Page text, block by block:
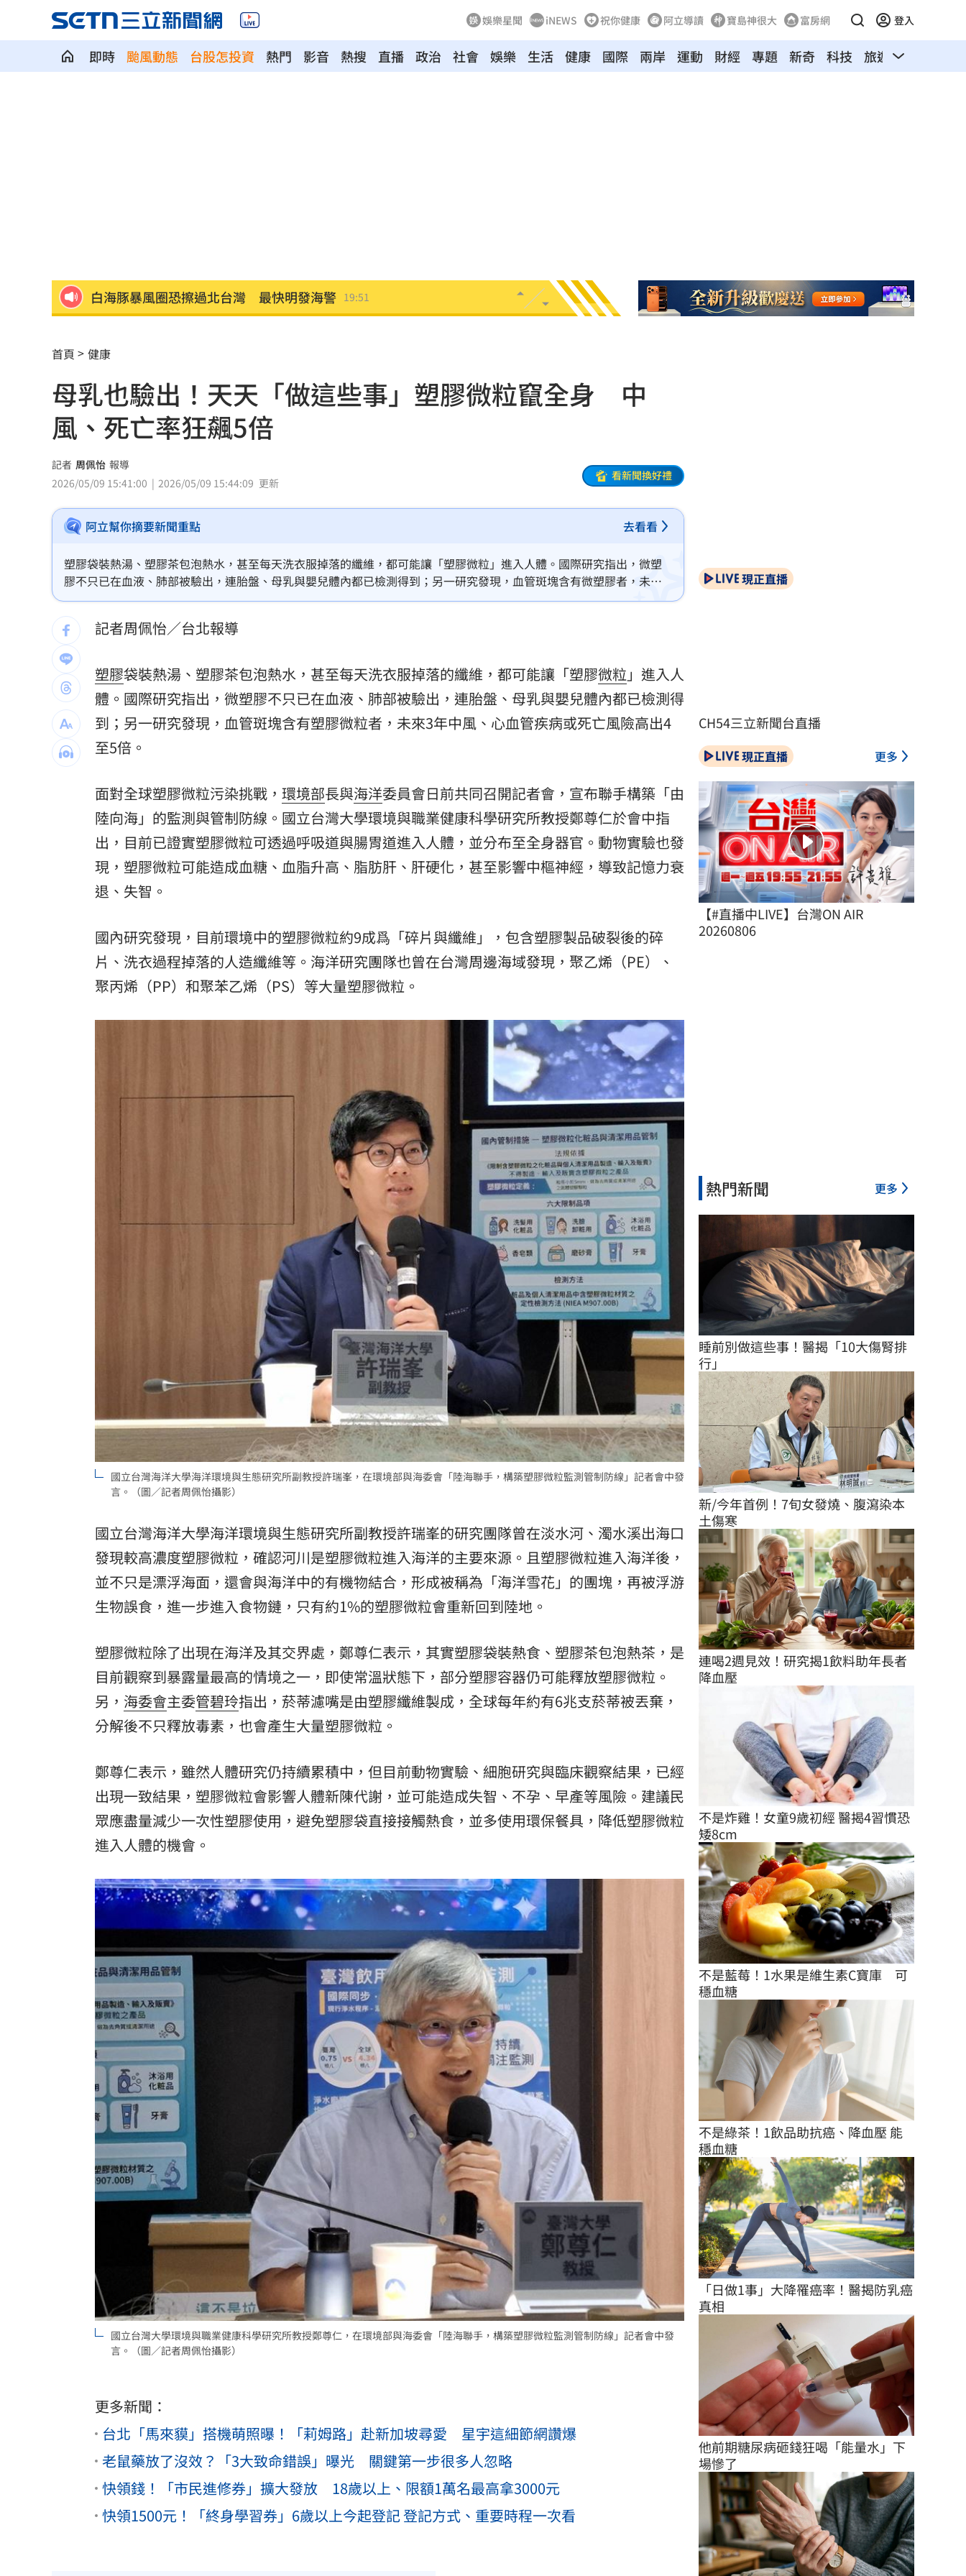
娛樂星聞 iNEWS 祝你健康 阿立導讀 寶島神很大 富房網 登入
即時 颱風動態 台股怎投資 熱門 影音 熱搜 直播 政治 社會 娛樂 生活 健康 國際 兩岸 運動 財經 專題 新奇 科技 旅遊 汽車
AI生成文章容易判斷 專家點名「4大破綻」
白海豚衝擊台日飛航 星宇宣布10班機異動 19:31
7月CPI年增2.54% 連3月突破通膨警戒線
金鐘星光主持陣容曝 夏和熙木木續扛紅毯
白海豚颱風逼近日本！逾470航班停飛 19:16
好友離世成創作契機 樂團主唱吐黑色幽默
潘裕文閃退歌壇 周定緯曝私下真實互動 19:11
華邦電Q2獲利創高！上半年EPS達7.65元 19:10
割頸案受害家屬揭這真相！指加害者無誠意
林安可二軍連轟有原因 好友陳傑憲揭內幕 19:07
韓國羽球大師賽發威 蘇力揚挺進男單8強 19:01
大世科上半年獲利創新高！EPS 1.58元
LIVE三立+24小時直播 15:27
三立iNEWS新聞台線上直播 18:00
理想混蛋號召粉絲跨海追星吃美食！ 18:15
首頁 健康
母乳也驗出！天天「做這些事」塑膠微粒竄全身 中
風、死亡率狂飆5倍
記者 周佩怡 報導
2026/05/09 15:41:00
2026/05/09 15:44:09 更新
看新聞換好禮
阿立幫你摘要新聞重點 去看看
塑膠袋裝熱湯、塑膠茶包泡熱水，甚至每天洗衣服掉落的纖維，都可能讓「塑膠微粒」進入人體。國際研究指出，微塑
膠不只已在血液、肺部被驗出，連胎盤、母乳與嬰兒體內都已檢測得到；另一研究發現，血管斑塊含有微塑膠者，未來3
年中風、心血管疾病或死亡風險高出4至5倍。
記者周佩怡／台北報導
塑膠袋裝熱湯、塑膠茶包泡熱水，甚至每天洗衣服掉落的纖維，都可能讓「塑膠微粒」進入人
體。國際研究指出，微塑膠不只已在血液、肺部被驗出，連胎盤、母乳與嬰兒體內都已檢測得
到；另一研究發現，血管斑塊含有塑膠微粒者，未來3年中風、心血管疾病或死亡風險高出4
至5倍。
面對全球塑膠微粒污染挑戰， 環境部長與海洋委員會日前共同召開記者會，宣布聯手構築「由
陸向海」的監測與管制防線。國立台灣大學環境與職業健康科學研究所教授鄭尊仁於會中指
出，目前已證實塑膠微粒可透過呼吸道與腸胃道進入人體，並分布至全身器官。動物實驗也發
現，塑膠微粒可能造成血糖、血脂升高、脂肪肝、肝硬化，甚至影響中樞神經，導致記憶力衰
退、失智。
國內研究發現，目前環境中的塑膠微粒約9成爲「碎片與纖維」，包含塑膠製品破裂後的碎
片、洗衣過程掉落的人造纖維等。海洋研究團隊也曾在台灣周邊海域發現，聚乙烯（PE）、
聚丙烯（PP）和聚苯乙烯（PS）等大量塑膠微粒。
國立台灣海洋大學海洋環境與生態研究所副教授許瑞峯，在環境部與海委會「陸海聯手，構築塑膠微粒監測管制防線」記者會中發
言。（圖／記者周佩怡攝影）
國立台灣海洋大學海洋環境與生態研究所副教授許瑞峯的研究團隊曾在淡水河、濁水溪出海口
發現較高濃度塑膠微粒，確認河川是塑膠微粒進入海洋的主要來源。且塑膠微粒進入海洋後，
並不只是漂浮海面，還會與海洋中的有機物結合，形成被稱為「海洋雪花」的團塊，再被浮游
生物誤食，進一步進入食物鏈，只有約1%的塑膠微粒會重新回到陸地。
塑膠微粒除了出現在海洋及其交界處，鄭尊仁表示，其實塑膠袋裝熱食、塑膠茶包泡熱茶，是
目前觀察到暴露量最高的情境之一，即使常溫狀態下，部分塑膠容器仍可能釋放塑膠微粒。
另， 海委會主委管碧玲指出，菸蒂濾嘴是由塑膠纖維製成，全球每年約有6兆支菸蒂被丟棄，
分解後不只釋放毒素，也會產生大量塑膠微粒。
鄭尊仁表示，雖然人體研究仍持續累積中，但目前動物實驗、細胞研究與臨床觀察結果，已經
出現一致結果，塑膠微粒會影響人體新陳代謝，並可能造成失智、不孕、早產等風險。建議民
眾應盡量減少一次性塑膠使用，避免塑膠袋直接接觸熱食，並多使用環保餐具，降低塑膠微粒
進入人體的機會。
國立台灣大學環境與職業健康科學研究所教授鄭尊仁，在環境部與海委會「陸海聯手，構築塑膠微粒監測管制防線」記者會中發
言。（圖／記者周佩怡攝影）
更多新聞：
台北「馬來貘」搭機萌照曝！「莉姆路」赴新加坡尋愛 星宇這細節網讚爆
老鼠藥放了沒效？「3大致命錯誤」曝光 關鍵第一步很多人忽略
快領錢！「市民進修券」擴大發放 18歲以上、限額1萬名最高拿3000元
快領1500元！「終身學習券」6歲以上今起登記 登記方式、重要時程一次看
現正直播
CH54三立新聞台直播
現正直播 更多
【#直播中LIVE】台灣ON AIR
20260806
熱門新聞 更多
睡前別做這些事！醫揭「10大傷腎排
行」
新/今年首例！7旬女發燒、腹瀉染本
土傷寒
連喝2週見效！研究揭1飲料助年長者
降血壓
不是炸雞！女童9歲初經 醫揭4習慣恐
矮8cm
不是藍莓！1水果是維生素C寶庫　可
穩血糖
不是綠茶！1飲品助抗癌、降血壓 能
穩血糖
「日做1事」大降罹癌率！醫揭防乳癌
真相
他前期糖尿病砸錢狂喝「能量水」下
場慘了